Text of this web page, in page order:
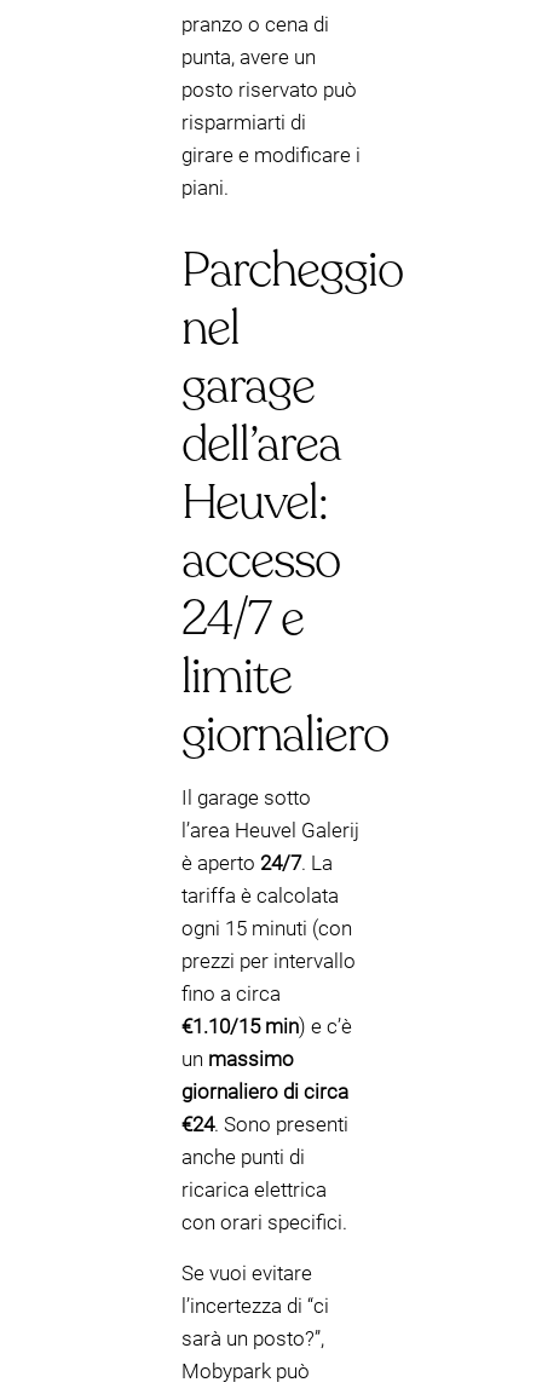
pranzo o cena di
punta, avere un
posto riservato può
risparmiarti di
girare e modificare i
piani.
Parcheggio
nel
garage
dell’area
Heuvel:
accesso
24/7 e
limite
giornaliero
Il garage sotto
l’area Heuvel Galerij
è aperto 24/7. La
tariffa è calcolata
ogni 15 minuti (con
prezzi per intervallo
fino a circa
€1.10/15 min) e c’è
un massimo
giornaliero di circa
€24. Sono presenti
anche punti di
ricarica elettrica
con orari specifici.
Se vuoi evitare
l’incertezza di “ci
sarà un posto?”,
Mobypark può